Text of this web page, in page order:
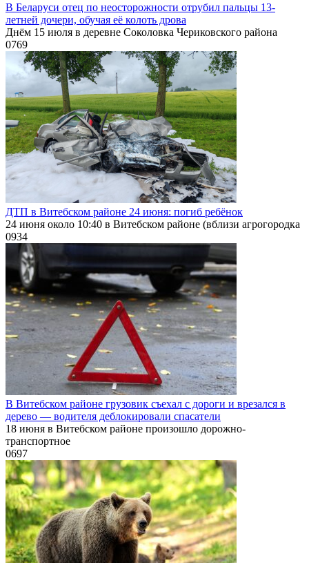
В Беларуси отец по неосторожности отрубил пальцы 13-
летней дочери, обучая её колоть дрова
Днём 15 июля в деревне Соколовка Чериковского района
0769
ДТП в Витебском районе 24 июня: погиб ребёнок
24 июня около 10:40 в Витебском районе (вблизи агрогородка
0934
В Витебском районе грузовик съехал с дороги и врезался в
дерево — водителя деблокировали спасатели
18 июня в Витебском районе произошло дорожно-
транспортное
0697